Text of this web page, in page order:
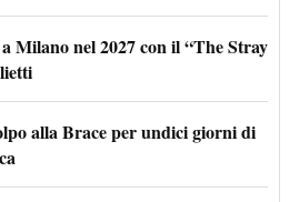
Milano nel 2027 con il “The Stray
alla Brace per undici giorni di